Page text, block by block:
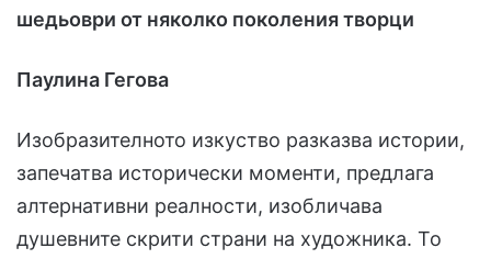
шедьоври от няколко поколения творци
Паулина Гегова
Изобразителното изкуство разказва истории,
запечатва исторически моменти, предлага
алтернативни реалности, изобличава
душевните скрити страни на художника. То